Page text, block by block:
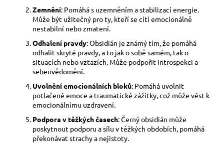
Zemnění: Pomáhá s uzemněním a stabilizací energie.
Může být užitečný pro ty, kteří se cítí emocionálně
nestabilní nebo zmatení.
Odhalení pravdy: Obsidián je známý tím, že pomáhá
odhalit skryté pravdy, a to jak o sobě samém, tak o
situacích nebo vztazích. Může podpořit introspekci a
sebeuvědomění.
Uvolnění emocionálních bloků: Pomáhá uvolnit
potlačené emoce a traumatické zážitky, což může vést k
emocionálnímu uzdravení.
Podpora v těžkých časech: Černý obsidián může
poskytnout podporu a sílu v těžkých obdobích, pomáhá
překonávat strachy a nejistoty.